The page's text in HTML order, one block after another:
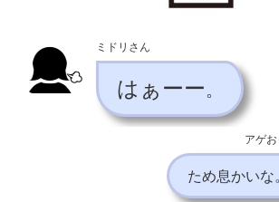
ミドリさん
はぁーー。
アゲ
ため息かいな。